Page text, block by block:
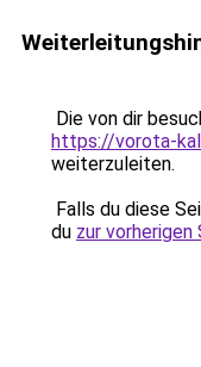
Die von dir
https://vorota-
weiterzuleiten.
Falls du diese
du zur